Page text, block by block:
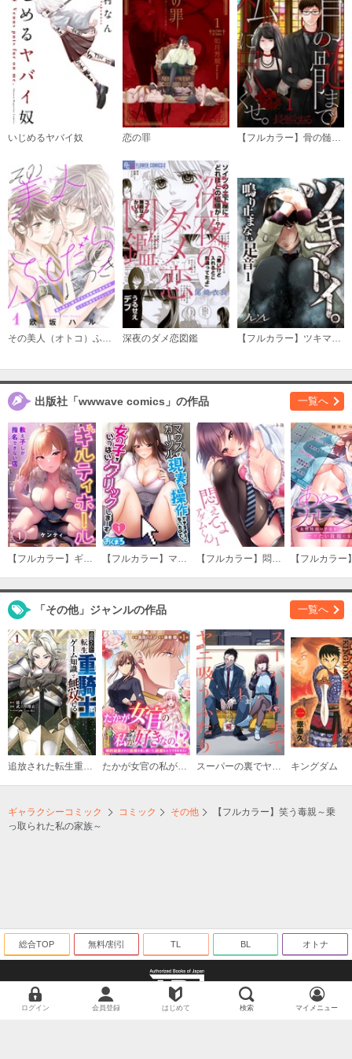
いじめるヤバイ奴 恋の罪 【フルカラー】骨の髄まで私に尽くせ。
その美人（オトコ）ふしだらにつき［ｃｏｍｉｃ ｔｉｎｔ］分冊版 深夜のダメ恋図鑑 【フルカラー】ツキマトイ。～鳴り止まない足音～
出版社「wwwave comics」の作品 一覧へ
「その他」ジャンルの作品 一覧へ
追放された転生重騎士はゲーム知識で無双する たかが女官の私が好きなの！？ 婚約破棄された姫様を差し置いて、結婚なんてできません！ スーパーの裏でヤニ吸うふたり キングダム
ギャラクシーコミック コミック その他
【フルカラー】笑う毒親～乗
っ取られた私の家族～
総合TOP 無料/割引 TL BL オトナ
ログイン 会員登録 はじめて 検索 マイメニュー